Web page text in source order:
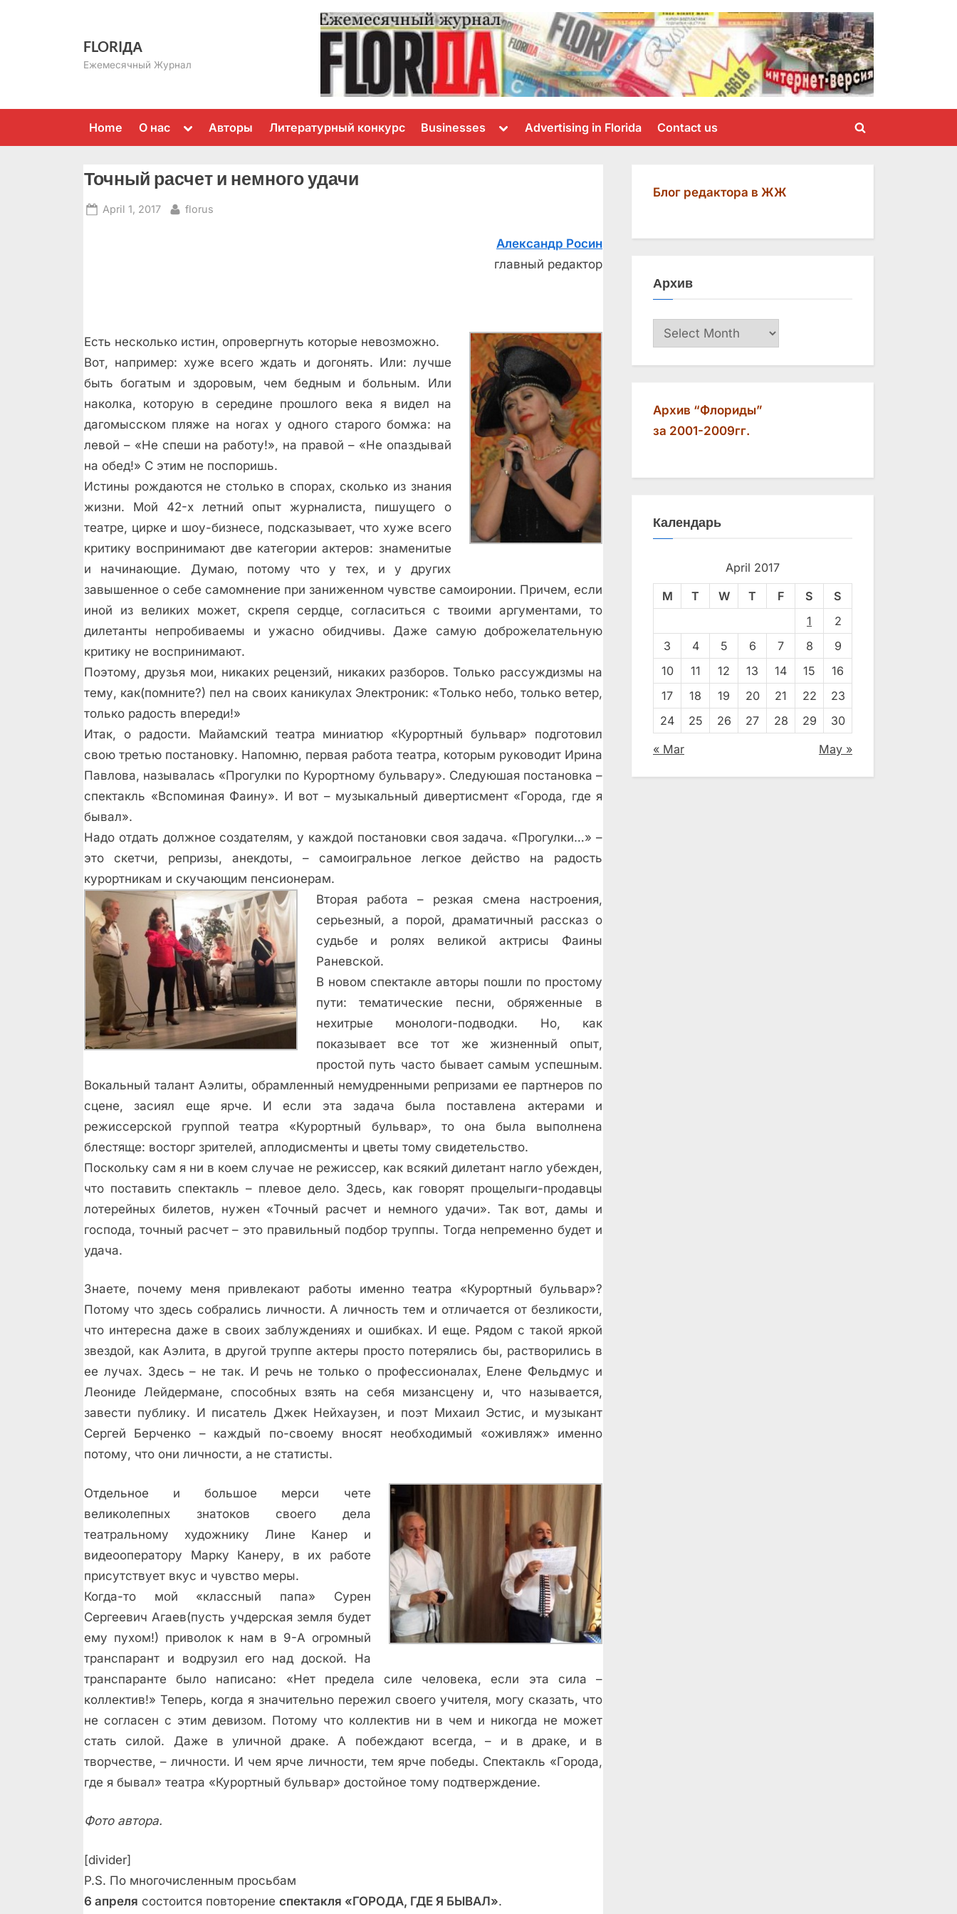
FLORIДА
Ежемесячный Журнал
Home О нас
Toggle
menu
Авторы Литературный конкурс Businesses
Toggle
menu
Advertising in Florida Contact us
Toggle
Точный расчет и немного удачи
Posted
April 1, 2017 By
florus
Александр Росин
главный редактор
Есть несколько истин, опровергнуть которые невозможно.
Вот, например: хуже всего ждать и догонять. Или: лучше
быть богатым и здоровым, чем бедным и больным. Или
наколка, которую в середине прошлого века я видел на
дагомысском пляже на ногах у одного старого бомжа: на
левой – «Не спеши на работу!», на правой – «Не опаздывай
на обед!» С этим не поспоришь.
Истины рождаются не столько в спорах, сколько из знания
жизни. Мой 42-х летний опыт журналиста, пишущего о
театре, цирке и шоу-бизнесе, подсказывает, что хуже всего
критику воспринимают две категории актеров: знаменитые
и начинающие. Думаю, потому что у тех, и у других
завышенное о себе самомнение при заниженном чувстве самоиронии. Причем, если
иной из великих может, скрепя сердце, согласиться с твоими аргументами, то
дилетанты непробиваемы и ужасно обидчивы. Даже самую доброжелательную
критику не воспринимают.
Поэтому, друзья мои, никаких рецензий, никаких разборов. Только рассуждизмы на
тему, как(помните?) пел на своих каникулах Электроник: «Только небо, только ветер,
только радость впереди!»
Итак, о радости. Майамский театра миниатюр «Курортный бульвар» подготовил
свою третью постановку. Напомню, первая работа театра, которым руководит Ирина
Павлова, называлась «Прогулки по Курортному бульвару». Следуюшая постановка –
спектакль «Вспоминая Фаину». И вот – музыкальный дивертисмент «Города, где я
бывал».
Надо отдать должное создателям, у каждой постановки своя задача. «Прогулки…» –
это скетчи, репризы, анекдоты, – самоигральное легкое действо на радость
курортникам и скучающим пенсионерам.
Вторая работа – резкая смена настроения,
серьезный, а порой, драматичный рассказ о
судьбе и ролях великой актрисы Фаины
Раневской.
В новом спектакле авторы пошли по простому
пути: тематические песни, обряженные в
нехитрые монологи-подводки. Но, как
показывает все тот же жизненный опыт,
простой путь часто бывает самым успешным.
Вокальный талант Аэлиты, обрамленный немудренными репризами ее партнеров по
сцене, засиял еще ярче. И если эта задача была поставлена актерами и
режиссерской группой театра «Курортный бульвар», то она была выполнена
блестяще: восторг зрителей, аплодисменты и цветы тому свидетельство.
Поскольку сам я ни в коем случае не режиссер, как всякий дилетант нагло убежден,
что поставить спектакль – плевое дело. Здесь, как говорят прощелыги-продавцы
лотерейных билетов, нужен «Точный расчет и немного удачи». Так вот, дамы и
господа, точный расчет – это правильный подбор труппы. Тогда непременно будет и
удача.
Знаете, почему меня привлекают работы именно театра «Курортный бульвар»?
Потому что здесь собрались личности. А личность тем и отличается от безликости,
что интересна даже в своих заблуждениях и ошибках. И еще. Рядом с такой яркой
звездой, как Аэлита, в другой труппе актеры просто потерялись бы, растворились в
ее лучах. Здесь – не так. И речь не только о профессионалах, Елене Фельдмус и
Леониде Лейдермане, способных взять на себя мизансцену и, что называется,
завести публику. И писатель Джек Нейхаузен, и поэт Михаил Эстис, и музыкант
Сергей Берченко – каждый по-своему вносят необходимый «оживляж» именно
потому, что они личности, а не статисты.
Отдельное и большое мерси чете
великолепных знатоков своего дела
театральному художнику Лине Канер и
видеооператору Марку Канеру, в их работе
присутствует вкус и чувство меры.
Когда-то мой «классный папа» Сурен
Сергеевич Агаев(пусть учдерская земля будет
ему пухом!) приволок к нам в 9-А огромный
транспарант и водрузил его над доской. На
транспаранте было написано: «Нет предела силе человека, если эта сила –
коллектив!» Теперь, когда я значительно пережил своего учителя, могу сказать, что
не согласен с этим девизом. Потому что коллектив ни в чем и никогда не может
стать силой. Даже в уличной драке. А побеждают всегда, – и в драке, и в
творчестве, – личности. И чем ярче личности, тем ярче победы. Спектакль «Города,
где я бывал» театра «Курортный бульвар» достойное тому подтверждение.
Фото автора.
[divider]
P.S. По многочисленным просьбам
6 апреля состоится повторение спектакля «ГОРОДА, ГДЕ Я БЫВАЛ».
Блог редактора в ЖЖ
Архив
Архив
Архив “Флориды”
за 2001-2009гг.
Календарь
April 2017
M T W T F S
S
1
2
3
4 5 6 7 8
9
10
11 12 13 14 15
16
17
18 19 20 21 22
23
24
25 26 27 28 29 30
« Mar May »